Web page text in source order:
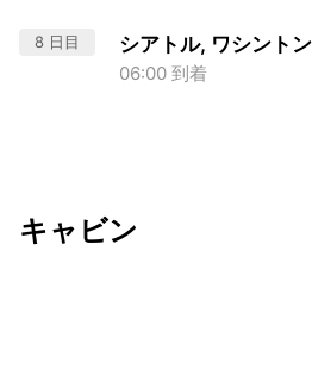
8 日目 シアトル, ワシントン
06:00 到着
キャビン